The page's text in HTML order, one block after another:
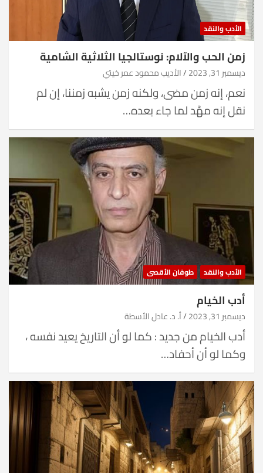
الأدب والنقد
زمن الحب والآلام: نوستالجيا الثلاثية الشامية
ديسمبر 31, 2023 الأديب محمود عمر خيتي
نعم، إنه زمن مضى، ولكنه زمن يشبه زمننا، إن لم
نقل إنه مهَّد لما جاء بعده…
الأدب والنقد طوفان الأقصى
أدب الخيام
ديسمبر 31, 2023 أ. د. عادل الأسطة
أدب الخيام من جديد : كما لو أن التاريخ يعيد نفسه ،
وكما لو أن أحفاد…